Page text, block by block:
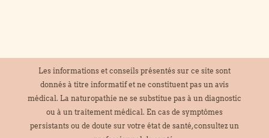
Les informations et conseils présentés sur ce site sont
donnés à titre informatif et ne constituent pas un avis
médical. La naturopathie ne se substitue pas à un diagnostic
ou à un traitement médical. En cas de symptômes
persistants ou de doute sur votre état de santé, consultez un